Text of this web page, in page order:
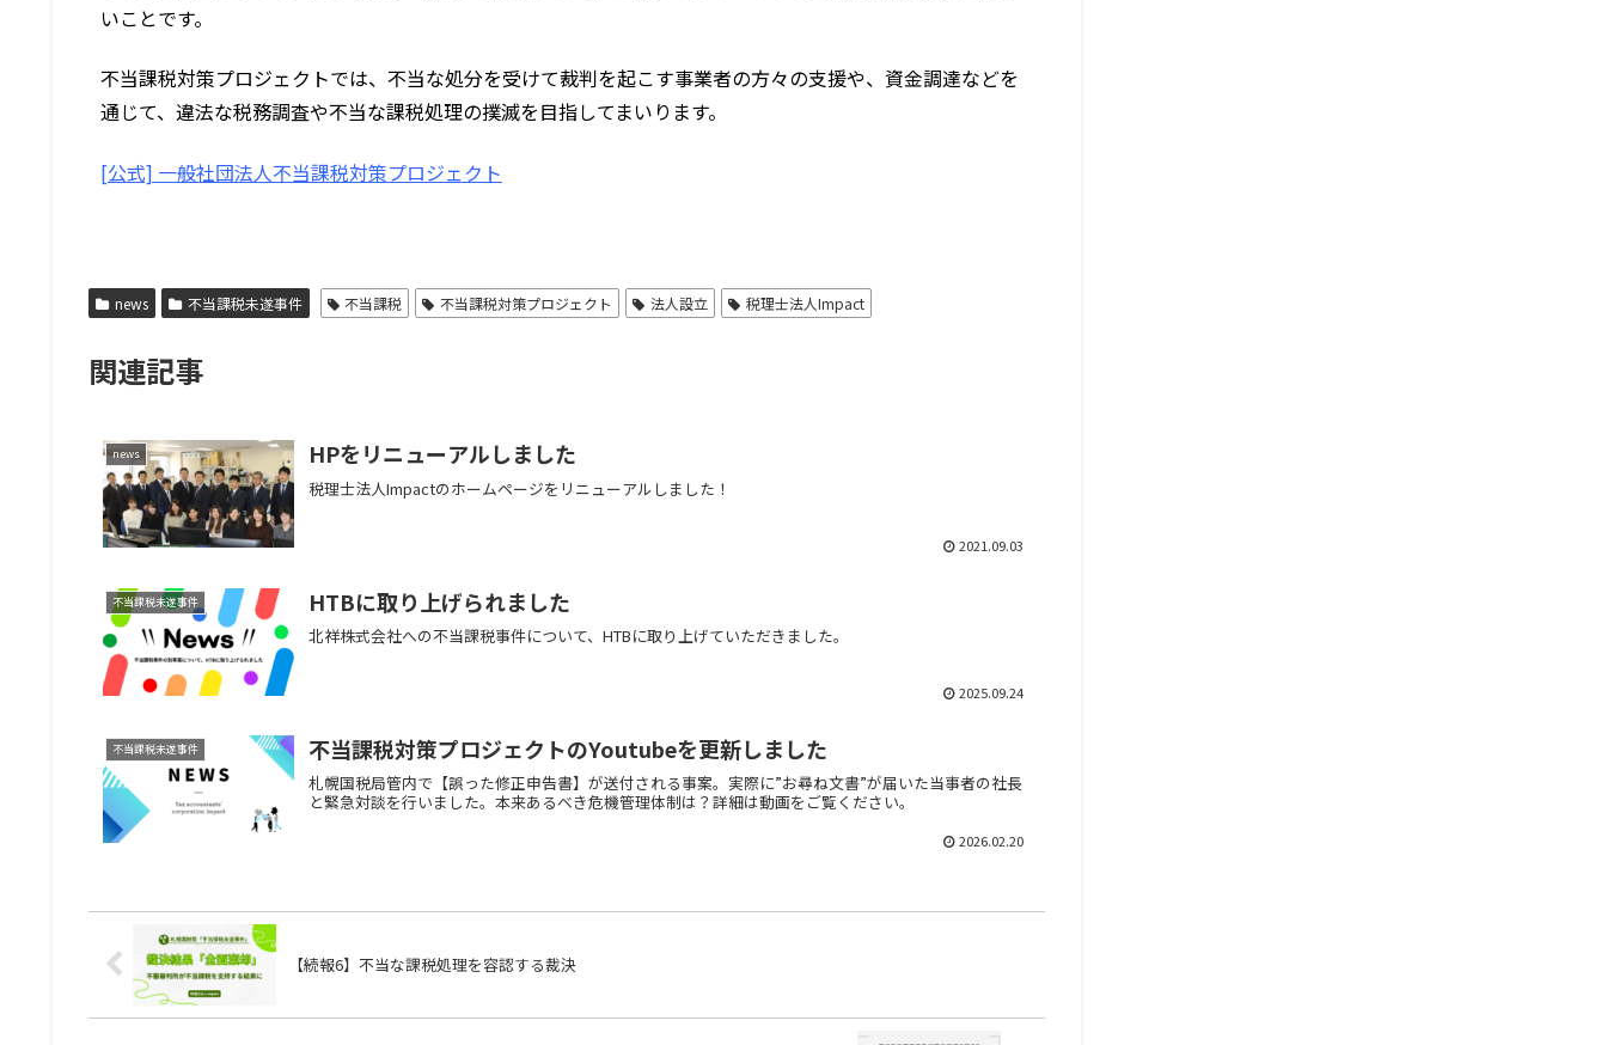
いことです。
不当課税対策プロジェクトでは、不当な処分を受けて裁判を起こす事業者の方々の支援や、資金調達などを
通じて、違法な税務調査や不当な課税処理の撲滅を目指してまいります。
[公式] 一般社団法人不当課税対策プロジェクト
news 不当課税未遂事件 不当課税 不当課税対策プロジェクト 法人設立 税理士法人Impact
関連記事
news HPをリニューアルしました
税理士法人Impactのホームページをリニューアルしました！
2021.09.03
不当課税未遂事件 HTBに取り上げられました
北祥株式会社への不当課税事件について、HTBに取り上げていただきました。
2025.09.24
不当課税未遂事件 不当課税対策プロジェクトのYoutubeを更新しました
札幌国税局管内で【誤った修正申告書】が送付される事案。実際に”お尋ね文書”が届いた当事者の社長
と緊急対談を行いました。本来あるべき危機管理体制は？詳細は動画をご覧ください。
2026.02.20
【続報6】不当な課税処理を容認する裁決